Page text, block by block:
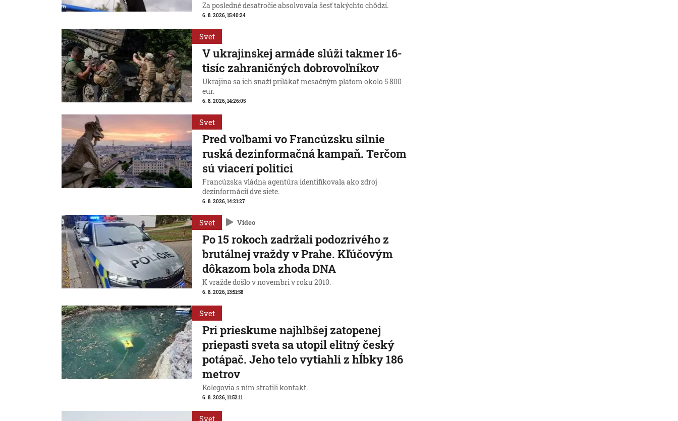
Za posledné desaťročie absolvovala šesť takýchto chôdzí.
6. 8. 2026, 15:40:24
Svet
V ukrajinskej armáde slúži takmer 16-
tisíc zahraničných dobrovoľníkov
Ukrajina sa ich snaží prilákať mesačným platom okolo 5 800
eur.
6. 8. 2026, 14:26:05
Svet
Pred voľbami vo Francúzsku silnie
ruská dezinformačná kampaň. Terčom
sú viacerí politici
Francúzska vládna agentúra identifikovala ako zdroj
dezinformácií dve siete.
6. 8. 2026, 14:21:27
Svet Video
Po 15 rokoch zadržali podozrivého z
brutálnej vraždy v Prahe. Kľúčovým
dôkazom bola zhoda DNA
K vražde došlo v novembri v roku 2010.
6. 8. 2026, 13:51:58
Svet
Pri prieskume najhlbšej zatopenej
priepasti sveta sa utopil elitný český
potápač. Jeho telo vytiahli z hĺbky 186
metrov
Kolegovia s ním stratili kontakt.
6. 8. 2026, 11:52:11
Svet